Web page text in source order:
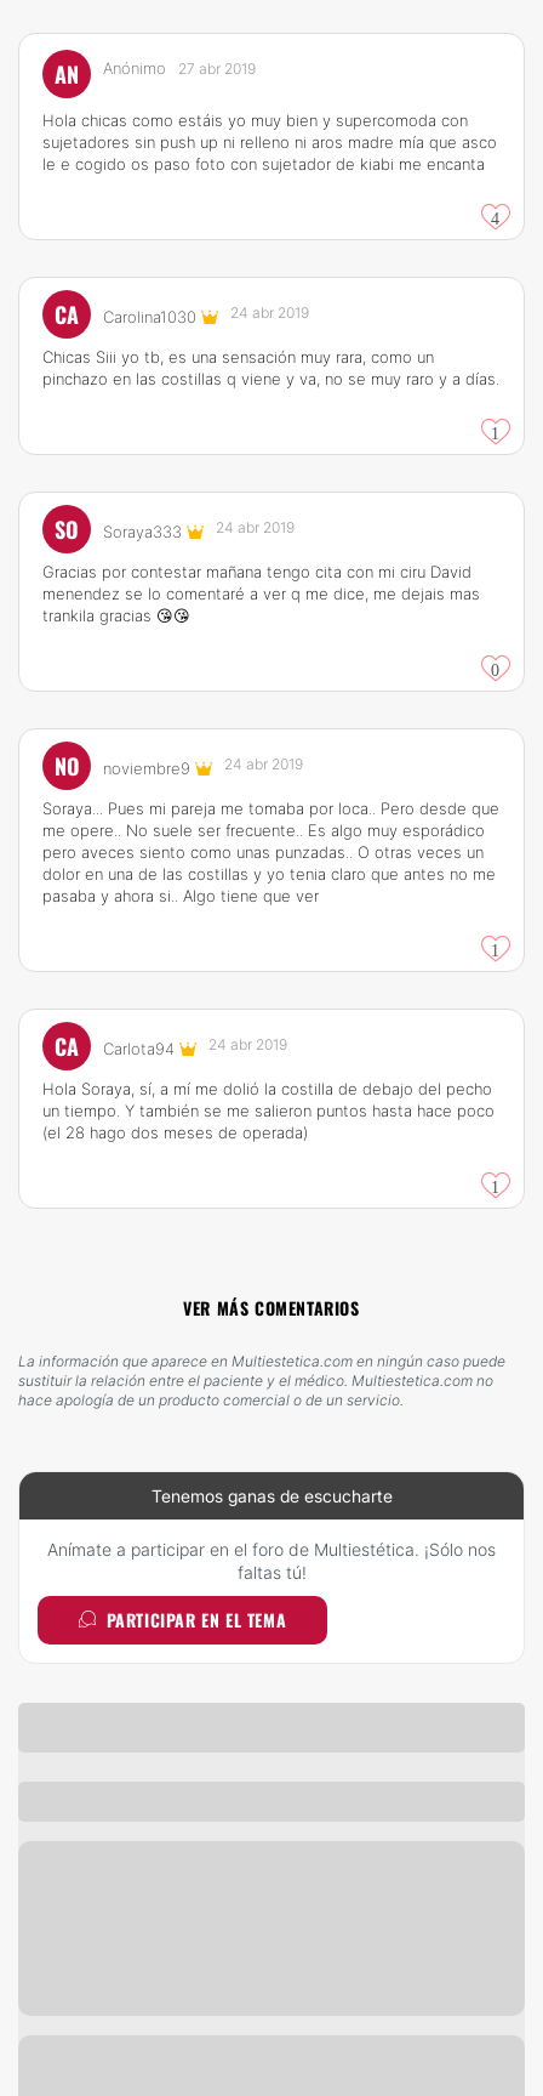
AN Anónimo 27 abr 2019
Hola chicas como estáis yo muy bien y supercomoda con
sujetadores sin push up ni relleno ni aros madre mía que asco
le e cogido os paso foto con sujetador de kiabi me encanta
4
CA Carolina1030 24 abr 2019
Chicas Siii yo tb, es una sensación muy rara, como un
pinchazo en las costillas q viene y va, no se muy raro y a días.
1
SO Soraya333 24 abr 2019
Gracias por contestar mañana tengo cita con mi ciru David
menendez se lo comentaré a ver q me dice, me dejais mas
trankila gracias 😘😘
0
NO noviembre9 24 abr 2019
Soraya... Pues mi pareja me tomaba por loca.. Pero desde que
me opere.. No suele ser frecuente.. Es algo muy esporádico
pero aveces siento como unas punzadas.. O otras veces un
dolor en una de las costillas y yo tenia claro que antes no me
pasaba y ahora si.. Algo tiene que ver
1
CA Carlota94 24 abr 2019
Hola Soraya, sí, a mí me dolió la costilla de debajo del pecho
un tiempo. Y también se me salieron puntos hasta hace poco
(el 28 hago dos meses de operada)
1
VER MÁS COMENTARIOS
La información que aparece en Multiestetica.com en ningún caso puede
sustituir la relación entre el paciente y el médico. Multiestetica.com no
hace apología de un producto comercial o de un servicio.
Tenemos ganas de escucharte
Anímate a participar en el foro de Multiestética. ¡Sólo nos
faltas tú!
PARTICIPAR EN EL TEMA